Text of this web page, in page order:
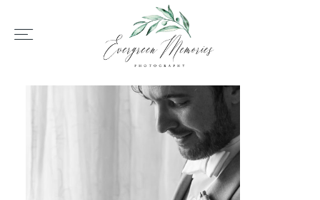
HOME
ÜBER UNS
HOCHZEIT